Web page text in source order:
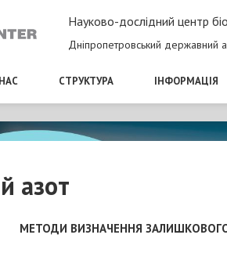
Науково-дослідний центр
Дніпропетровський державний
СТРУКТУРА ІНФОРМАЦІЯ
азот
МЕТОДИ ВИЗНАЧЕННЯ ЗАЛИШКОВОГО